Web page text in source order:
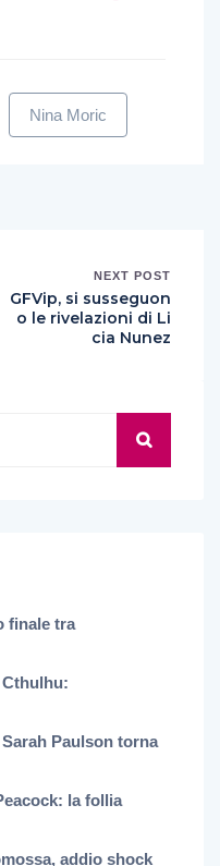
Nina Moric
NEXT POST
GFVip, si susseguon
o le rivelazioni di Li
cia Nunez
finale tra
Cthulhu:
Paulson torna
la follia
addio shock